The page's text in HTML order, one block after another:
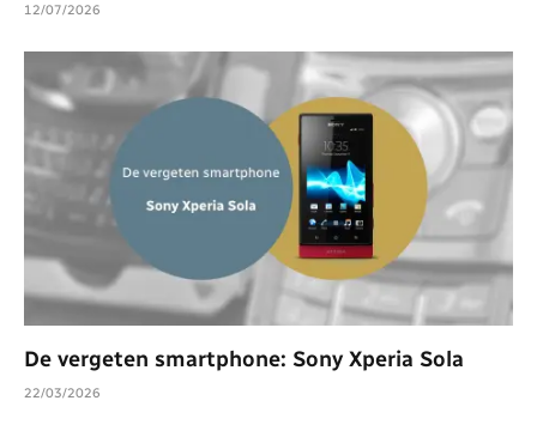
12/07/2026
De vergeten smartphone: Sony Xperia Sola
22/03/2026